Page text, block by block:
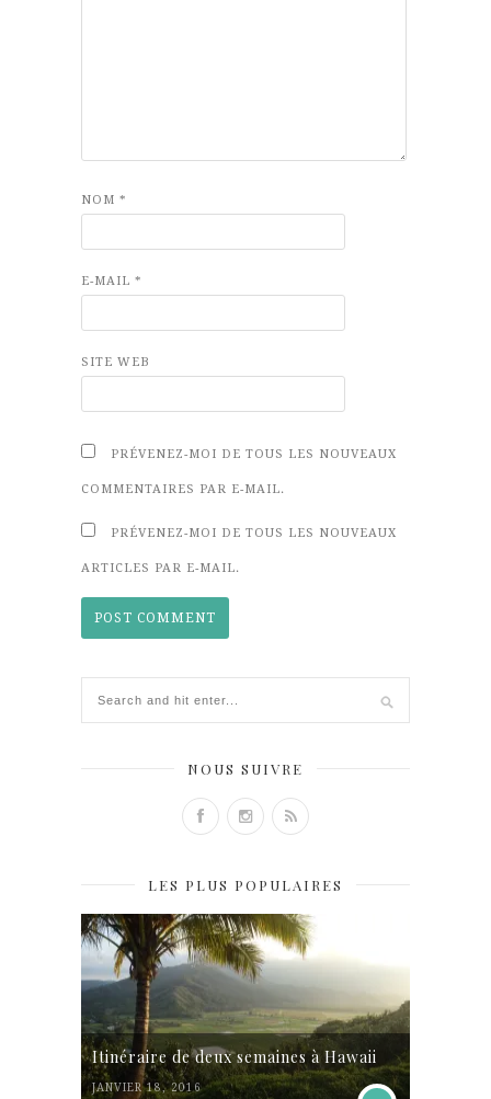
NOM *
E-MAIL *
SITE WEB
PRÉVENEZ-MOI DE TOUS LES NOUVEAUX
COMMENTAIRES PAR E-MAIL.
PRÉVENEZ-MOI DE TOUS LES NOUVEAUX
ARTICLES PAR E-MAIL.
NOUS SUIVRE
LES PLUS POPULAIRES
Itinéraire de deux semaines à Hawaii
JANVIER 18, 2016